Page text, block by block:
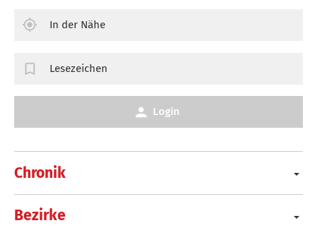
Chronik
Bezirke
In der Nähe
Lesezeichen
Login